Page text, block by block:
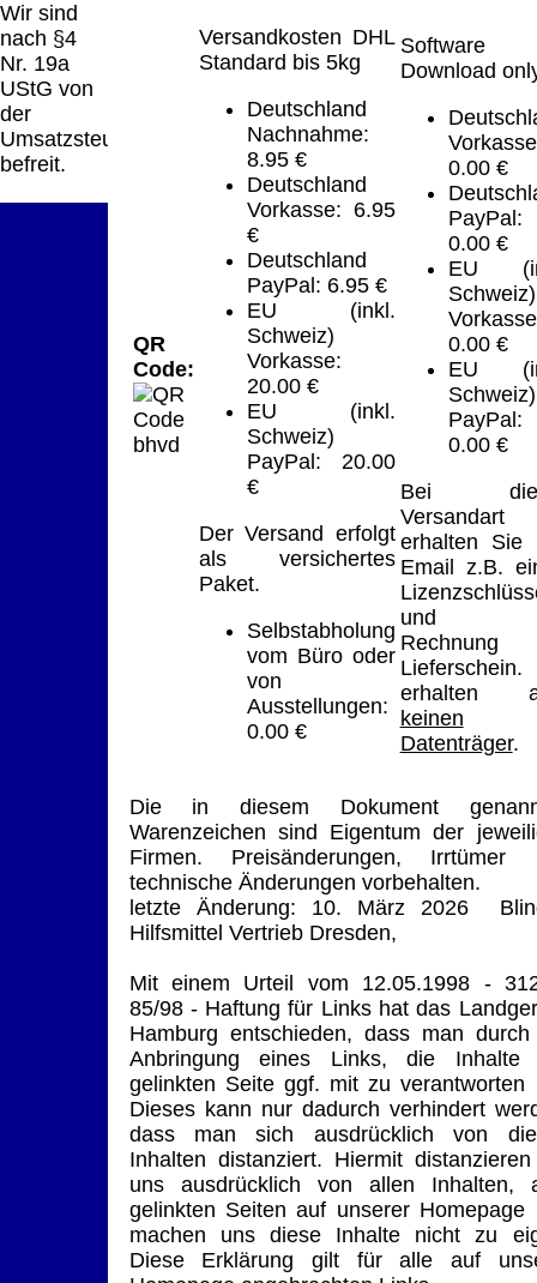
Wir sind
nach §4
Nr. 19a
UStG von
der
Umsatzsteuer
befreit.
QR
Code:
Versandkosten DHL
Standard bis 5kg
Deutschland
Nachnahme:
8.95 €
Deutschland
Vorkasse: 6.95
€
Deutschland
PayPal: 6.95 €
EU (inkl.
Schweiz)
Vorkasse:
20.00 €
EU (inkl.
Schweiz)
PayPal: 20.00
€
Der Versand erfolgt
als versichertes
Paket.
Selbstabholung
vom Büro oder
von
Ausstellungen:
0.00 €
Software
Download
0.00 €
PayPal:
0.00 €
EU
Schweiz)
0.00 €
EU
Schweiz)
PayPal:
0.00 €
Bei
Versandart
erhalten Sie
Email z.B.
und
Lieferschein.
erhalten
keinen
Datenträger.
Die in diesem Dokument
Warenzeichen sind Eigentum der
Firmen. Preisänderungen, Irrtümer
technische Änderungen vorbehalten.
letzte Änderung: 10. März 2026
Hilfsmittel Vertrieb Dresden,
Mit einem Urteil vom 12.05.1998 -
85/98 - Haftung für Links hat das
Hamburg entschieden, dass man
Anbringung eines Links, die Inhalte
gelinkten Seite ggf. mit zu verantworten
Dieses kann nur dadurch verhindert
dass man sich ausdrücklich von
Inhalten distanziert. Hiermit
uns ausdrücklich von allen Inhalten,
gelinkten Seiten auf unserer Homepage
machen uns diese Inhalte nicht zu
Diese Erklärung gilt für alle auf